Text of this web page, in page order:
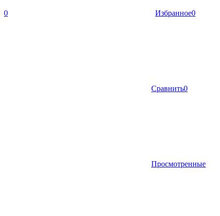
0 Избранное0
Сравнить0
Просмотренные